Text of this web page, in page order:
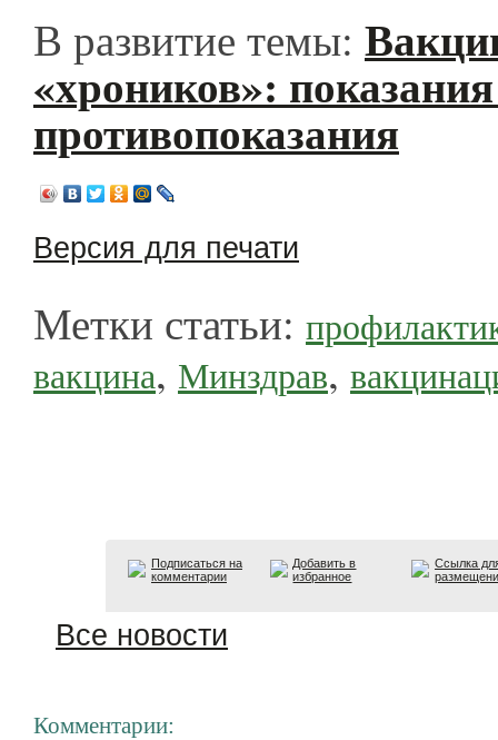
В развитие темы:
«хроников»:
противопоказания
Версия для печати
Метки статьи:
вакцина, Минздрав,
Подписаться на
комментарии
Добавить в
избранное
Ссылка
Все новости
Комментарии: